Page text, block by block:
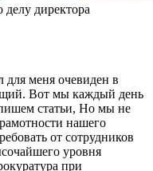
директора
для меня очевиден в
Вот мы каждый день
статьи, Но мы не
нашего
от сотрудников
уровня
при